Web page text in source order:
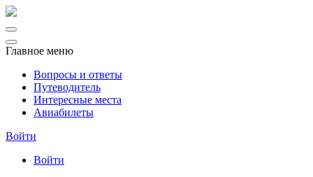
Главное меню
Вопросы и ответы
Путеводитель
Интересные места
Авиабилеты
Войти
Войти